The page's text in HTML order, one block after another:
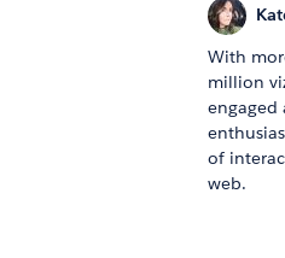
With
million
engaged
of
web.